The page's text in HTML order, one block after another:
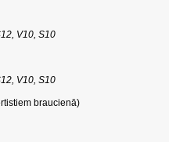
V10, S10
V10, S10
braucienā)